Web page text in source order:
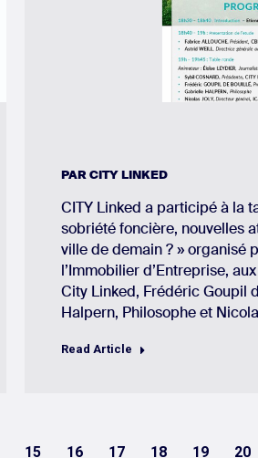
PARCITY LINKED
CITY Linked a participé à la
sobriété foncière, nouvelles
ville de demain ? » organisé
l’Immobilier d’Entreprise,
City Linked, Frédéric Goupil
Halpern, Philosophe et
Read Article
15 16 17 18 19 20